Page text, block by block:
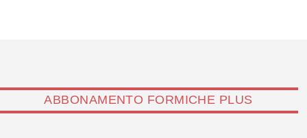
ABBONAMENTO FORMICHE PLUS